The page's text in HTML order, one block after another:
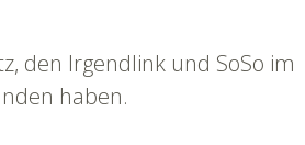
den Irgendlink und SoSo im
haben.